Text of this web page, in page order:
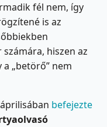
fél nem, így
is az
hiszen az
„betörő” nem
befejezte